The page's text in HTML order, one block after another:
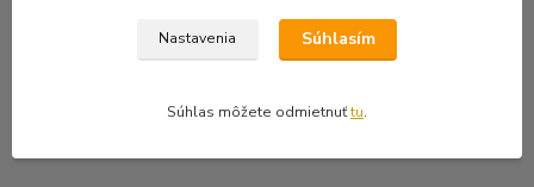
8 Enter The Gates Of Flame
Nastavenia Súhlasím
Súhlas môžete odmietnuťtu.